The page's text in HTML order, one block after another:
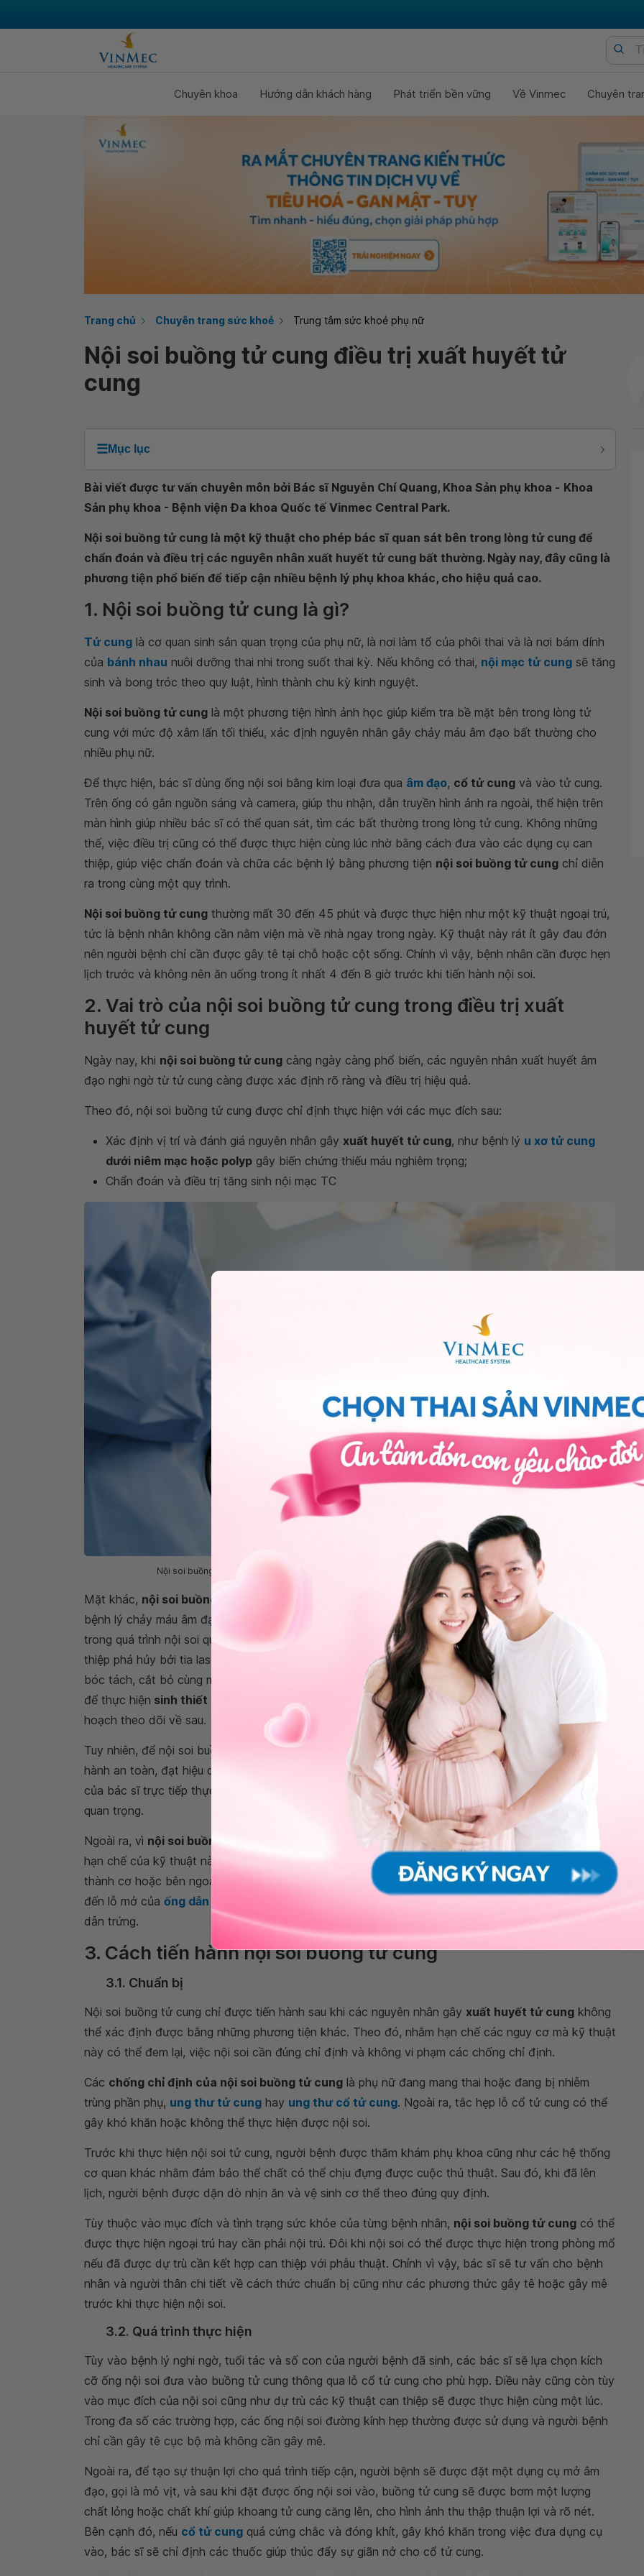
Chuyên khoa Hướng dẫn khách hàng Phát triển bền vững Về Vinmec Chuyên
Trang chủ Chuyên trang sức khoẻ Trung tâm sức khoẻ phụ nữ
Nội soi buồng tử cung điều trị xuất huyết tử
cung
☰Mục lục
Bài viết được tư vấn chuyên môn bởi Bác sĩ Nguyễn Chí Quang, Khoa Sản phụ khoa - Khoa
Sản phụ khoa - Bệnh viện Đa khoa Quốc tế Vinmec Central Park.
Nội soi buồng tử cung là một kỹ thuật cho phép bác sĩ quan sát bên trong lòng tử cung để
chẩn đoán và điều trị các nguyên nhân xuất huyết tử cung bất thường. Ngày nay, đây cũng là
phương tiện phổ biến để tiếp cận nhiều bệnh lý phụ khoa khác, cho hiệu quả cao.
1. Nội soi buồng tử cung là gì?
Tử cung là cơ quan sinh sản quan trọng của phụ nữ, là nơi làm tổ của phôi thai và là nơi bám dính
của bánh nhau nuôi dưỡng thai nhi trong suốt thai kỳ. Nếu không có thai, nội mạc tử cung sẽ tăng
sinh và bong tróc theo quy luật, hình thành chu kỳ kinh nguyệt.
Nội soi buồng tử cung là một phương tiện hình ảnh học giúp kiểm tra bề mặt bên trong lòng tử
cung với mức độ xâm lấn tối thiểu, xác định nguyên nhân gây chảy máu âm đạo bất thường cho
nhiều phụ nữ.
Để thực hiện, bác sĩ dùng ống nội soi bằng kim loại đưa qua âm đạo, cổ tử cung và vào tử cung.
Trên ống có gắn nguồn sáng và camera, giúp thu nhận, dẫn truyền hình ảnh ra ngoài, thể hiện trên
màn hình giúp nhiều bác sĩ có thể quan sát, tìm các bất thường trong lòng tử cung. Không những
thế, việc điều trị cũng có thể được thực hiện cùng lúc nhờ bằng cách đưa vào các dụng cụ can
thiệp, giúp việc chẩn đoán và chữa các bệnh lý bằng phương tiện nội soi buồng tử cung chỉ diễn
ra trong cùng một quy trình.
Nội soi buồng tử cung thường mất 30 đến 45 phút và được thực hiện như một kỹ thuật ngoại trú,
tức là bệnh nhân không cần nằm viện mà về nhà ngay trong ngày. Kỹ thuật này rát ít gây đau đớn
nên người bệnh chỉ cần được gây tê tại chỗ hoặc cột sống. Chính vì vậy, bệnh nhân cần được hẹn
lịch trước và không nên ăn uống trong ít nhất 4 đến 8 giờ trước khi tiến hành nội soi.
2. Vai trò của nội soi buồng tử cung trong điều trị xuất
huyết tử cung
Ngày nay, khi nội soi buồng tử cung càng ngày càng phổ biến, các nguyên nhân xuất huyết âm
đạo nghi ngờ từ tử cung càng được xác định rõ ràng và điều trị hiệu quả.
Theo đó, nội soi buồng tử cung được chỉ định thực hiện với các mục đích sau:
Xác định vị trí và đánh giá nguyên nhân gây xuất huyết tử cung, như bệnh lý u xơ tử cung
dưới niêm mạc hoặc polyp gây biến chứng thiếu máu nghiêm trọng;
Chẩn đoán và điều trị tăng sinh nội mạc TC
Nội soi buồng tử cung có vai trò quan trọng trong việc đánh giá và phát hiện bệnh lý phụ khoa
Mặt khác, nội soi buồng tử cung
không chỉ được sử dụng để chẩn đoán mà còn để điều trị các
bệnh lý chảy máu âm đạo bất thường có nguồn gốc từ các sang thương trên bề mặt tử cung. Nếu
trong quá trình nội soi quan sát phát hiện các tổn thương gây chảy máu, khối mô có thể được can
thiệp phá hủy bởi tia laser hoặc đốt điện bằng dòng điện hiệu điện thế thấp, hoặc bằng phẫu thuật
bóc tách, cắt bỏ cùng một lúc. Bên cạnh đó, nội soi cũng là một công cụ hướng dẫn bác sĩ định vị
để thực hiện sinh thiết nội mạc tử cung
, giúp xác định rõ bản chất của sang thương và lên kế
hoạch theo dõi về sau.
Tuy nhiên, để nội soi buồng tử cung nói riêng và các kỹ thuật nội soi các tạng nói chung được tiến
hành an toàn, đạt hiệu quả trong phát hiện và điều trị bệnh thì trình độ chuyên môn, kinh nghiệm
của bác sĩ trực tiếp thực hiện cũng như hệ thống cơ sở vật chất, trang thiết bị đóng vai trò vô cùng
quan trọng.
Ngoài ra, vì nội soi buồng tử cung
chỉ giúp khảo sát các sang thương bên trong lòng tử cung, điểm
hạn chế của kỹ thuật này là không thích hợp để kiểm tra hoặc chẩn đoán các bệnh lý xảy ra trong
thành cơ hoặc bên ngoài tử cung. Đồng thời, mặc dù ống nội soi có thể cho thấy các hình ảnh lên
đến lỗ mở của ống dẫn trứng
dẫn trứng.
3. Cách tiến hành nội soi buồng tử cung
3.1. Chuẩn bị
Nội soi buồng tử cung chỉ được tiến hành sau khi các nguyên nhân gây xuất huyết tử cung không
thể xác định được bằng những phương tiện khác. Theo đó, nhằm hạn chế các nguy cơ mà kỹ thuật
này có thể đem lại, việc nội soi cần đúng chỉ định và không vi phạm các chống chỉ định.
Các chống chỉ định của nội soi buồng tử cung là phụ nữ đang mang thai hoặc đang bị nhiễm
trùng phần phụ, ung thư tử cung hay ung thư cổ tử cung. Ngoài ra, tắc hẹp lỗ cổ tử cung có thể
gây khó khăn hoặc không thể thực hiện được nội soi.
Trước khi thực hiện nội soi tử cung, người bệnh được thăm khám phụ khoa cũng như các hệ thống
cơ quan khác nhằm đảm bảo thể chất có thể chịu đựng được cuộc thủ thuật. Sau đó, khi đã lên
lịch, người bệnh được dặn dò nhịn ăn và vệ sinh cơ thể theo đúng quy định.
Tùy thuộc vào mục đích và tình trạng sức khỏe của từng bệnh nhân, nội soi buồng tử cung có thể
được thực hiện ngoại trú hay cần phải nội trú. Đôi khi nội soi có thể được thực hiện trong phòng mổ
nếu đã được dự trù cần kết hợp can thiệp với phẫu thuật. Chính vì vậy, bác sĩ sẽ tư vấn cho bệnh
nhân và người thân chi tiết về cách thức chuẩn bị cũng như các phương thức gây tê hoặc gây mê
trước khi thực hiện nội soi.
3.2. Quá trình thực hiện
Tùy vào bệnh lý nghi ngờ, tuổi tác và số con của người bệnh đã sinh, các bác sĩ sẽ lựa chọn kích
cỡ ống nội soi đưa vào buồng tử cung thông qua lỗ cổ tử cung cho phù hợp. Điều này cũng còn tùy
vào mục đích của nội soi cũng như dự trù các kỹ thuật can thiệp sẽ được thực hiện cùng một lúc.
Trong đa số các trường hợp, các ống nội soi đường kính hẹp thường được sử dụng và người bệnh
chỉ cần gây tê cục bộ mà không cần gây mê.
Ngoài ra, để tạo sự thuận lợi cho quá trình tiếp cận, người bệnh sẽ được đặt một dụng cụ mở âm
đạo, gọi là mỏ vịt, và sau khi đặt được ống nội soi vào, buồng tử cung sẽ được bơm một lượng
chất lỏng hoặc chất khí giúp khoang tử cung căng lên, cho hình ảnh thu thập thuận lợi và rõ nét.
Bên cạnh đó, nếu cổ tử cung quá cứng chắc và đóng khít, gây khó khăn trong việc đưa dụng cụ
vào, bác sĩ sẽ chỉ định các thuốc giúp thúc đẩy sự giãn nở cho cổ tử cung.